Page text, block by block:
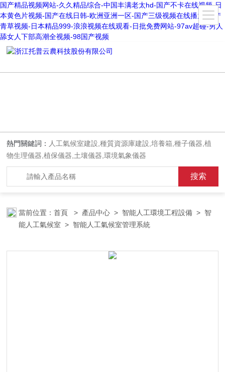
国产精品视频网站-久久精品综合-中国丰满老太hd-国产不卡在线视频-日
本黄色片视频-国产在线日韩-欧洲亚洲一区-国产三级视频在线播放-国产
青草视频-日本精品999-浪浪视频在线观看-日批免费网站-97av超碰-男人
舔女人下部高潮全视频-98国产视频
熱門關鍵詞： 人工氣候室建設,種質資源庫建設,培養箱,種子儀器,植
物生理儀器,植保儀器,土壤儀器,環境氣象儀器
當前位置：首頁 > 產品中心 > 智能人工環境工程設備 > 智
能人工氣候室 > 智能人工氣候室管理系統